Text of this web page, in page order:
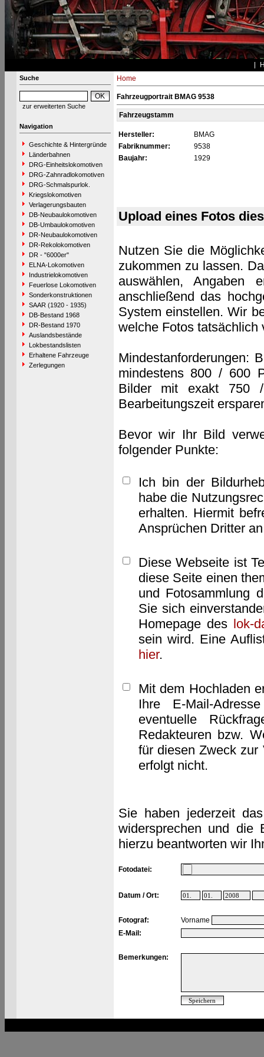
Suche
zur erweiterten Suche
Navigation
Geschichte & Hintergründe
Länderbahnen
DRG-Einheitslokomotiven
DRG-Zahnradlokomotiven
DRG-Schmalspurlok.
Kriegslokomotiven
Verlagerungsbauten
DB-Neubaulokomotiven
DB-Umbaulokomotiven
DR-Neubaulokomotiven
DR-Rekolokomotiven
DR - "6000er"
ELNA-Lokomotiven
Industrielokomotiven
Feuerlose Lokomotiven
Sonderkonstruktionen
SAAR (1920 - 1935)
DB-Bestand 1968
DR-Bestand 1970
Auslandsbestände
Lokbestandslisten
Erhaltene Fahrzeuge
Zerlegungen
Home
Fahrzeugportrait BMAG 9538
Fahrzeugstamm
Hersteller:
BMAG
Fabriknummer:
9538
Baujahr:
1929
Upload eines Fotos
Nutzen Sie die
zukommen zu lassen.
auswählen, Angaben
anschließend das
System einstellen. Wir
welche Fotos tatsächlich
Mindestanforderungen:
mindestens 800 / 600
Bilder mit exakt 750
Bearbeitungszeit
Bevor wir Ihr Bild
folgender Punkte:
Ich bin der
habe die
erhalten. Hiermit
Ansprüchen Dritter
Diese Webseite ist
diese Seite einen
und Fotosammlung
Sie sich
Homepage des lok-
sein wird. Eine
hier.
Mit dem Hochladen
Ihre E-Mail-
eventuelle
Redakteuren bzw.
für diesen Zweck zur
erfolgt nicht.
Sie haben jederzeit
widersprechen und die
hierzu beantworten wir
Fotodatei:
Datum / Ort:
Fotograf:
Vorname
E-Mail:
Bemerkungen: